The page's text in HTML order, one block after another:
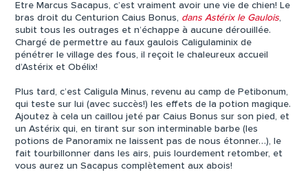
Etre Marcus Sacapus, c’est vraiment avoir une vie de chien! Le
bras droit du Centurion Caius Bonus, dans Astérix le Gaulois,
subit tous les outrages et n’échappe à aucune dérouillée.
Chargé de permettre au faux gaulois Caligulaminix de
pénétrer le village des fous, il reçoit le chaleureux accueil
d’Astérix et Obélix!
Plus tard, c’est Caligula Minus, revenu au camp de Petibonum,
qui teste sur lui (avec succès!) les effets de la potion magique.
Ajoutez à cela un caillou jeté par Caius Bonus sur son pied, et
un Astérix qui, en tirant sur son interminable barbe (les
potions de Panoramix ne laissent pas de nous étonner…), le
fait tourbillonner dans les airs, puis lourdement retomber, et
vous aurez un Sacapus complètement aux abois!